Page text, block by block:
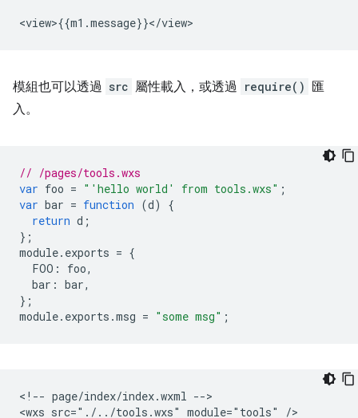
模組也可以透過 src 屬性載入，或透過 require() 匯
入。
// /pages/tools.wxs
var foo = "'hello world' from tools.wxs" ;
var bar = function (d)
{
return d ;
};
module. exports = {
FOO : foo,
bar : bar,
};
module. exports .msg = "some msg" ;
<!-- page/index/index.wxml -->
<wxs src="./../tools.wxs" module="tools" />